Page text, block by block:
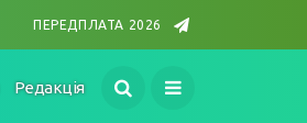
ПЕРЕДПЛАТА 2026
Редакція